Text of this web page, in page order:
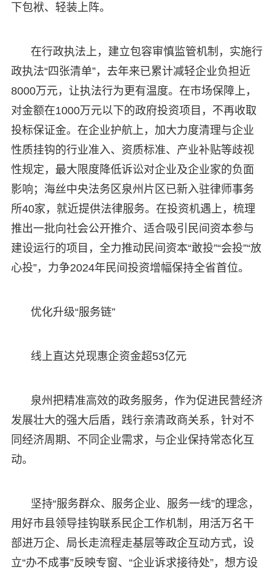
下包袱、轻装上阵。
在行政执法上，建立包容审慎监管机制，实施行
政执法“四张清单”，去年来已累计减轻企业负担近
8000万元，让执法行为更有温度。在市场保障上，
对金额在1000万元以下的政府投资项目，不再收取
投标保证金。在企业护航上，加大力度清理与企业
性质挂钩的行业准入、资质标准、产业补贴等歧视
性规定，最大限度降低诉讼对企业及企业家的负面
影响；海丝中央法务区泉州片区已新入驻律师事务
所40家，就近提供法律服务。在投资机遇上，梳理
推出一批向社会公开推介、适合吸引民间资本参与
建设运行的项目，全力推动民间资本“敢投”“会投”“放
心投”，力争2024年民间投资增幅保持全省首位。
优化升级“服务链”
线上直达兑现惠企资金超53亿元
泉州把精准高效的政务服务，作为促进民营经济
发展壮大的强大后盾，践行亲清政商关系，针对不
同经济周期、不同企业需求，与企业保持常态化互
动。
坚持“服务群众、服务企业、服务一线”的理念，
用好市县领导挂钩联系民企工作机制，用活万名干
部进万企、局长走流程走基层等政企互动方式，设
立“办不成事”反映专窗、“企业诉求接待处”，想方设